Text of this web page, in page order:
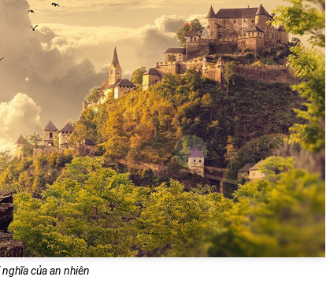
nghĩa của an nhiên